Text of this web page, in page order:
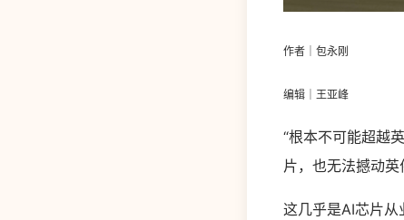
作者｜包永刚
编辑｜王亚峰
“根本不可能超越
片，也无法撼动
这几乎是AI芯片